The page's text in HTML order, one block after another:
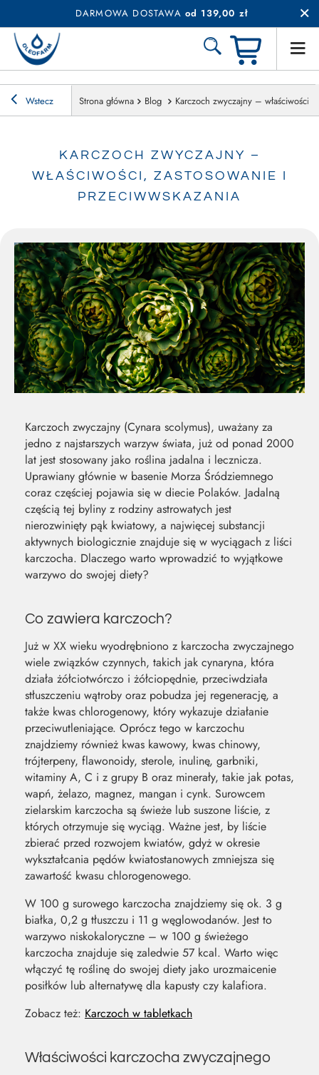
DARMOWA DOSTAWA od 139,00 zł
Wstecz Strona główna Blog Karczoch zwyczajny – właściwości,
KARCZOCH ZWYCZAJNY –
WŁAŚCIWOŚCI, ZASTOSOWANIE I
PRZECIWWSKAZANIA
Karczoch zwyczajny (Cynara scolymus), uważany za
jedno z najstarszych warzyw świata, już od ponad 2000
lat jest stosowany jako roślina jadalna i lecznicza.
Uprawiany głównie w basenie Morza Śródziemnego
coraz częściej pojawia się w diecie Polaków. Jadalną
częścią tej byliny z rodziny astrowatych jest
nierozwinięty pąk kwiatowy, a najwięcej substancji
aktywnych biologicznie znajduje się w wyciągach z liści
karczocha. Dlaczego warto wprowadzić to wyjątkowe
warzywo do swojej diety?
Co zawiera karczoch?
Już w XX wieku wyodrębniono z karczocha zwyczajnego
wiele związków czynnych, takich jak cynaryna, która
działa żółciotwórczo i żółciopędnie, przeciwdziała
stłuszczeniu wątroby oraz pobudza jej regenerację, a
także kwas chlorogenowy, który wykazuje działanie
przeciwutleniające. Oprócz tego w karczochu
znajdziemy również kwas kawowy, kwas chinowy,
trójterpeny, flawonoidy, sterole, inulinę, garbniki,
witaminy A, C i z grupy B oraz minerały, takie jak potas,
wapń, żelazo, magnez, mangan i cynk. Surowcem
zielarskim karczocha są świeże lub suszone liście, z
których otrzymuje się wyciąg. Ważne jest, by liście
zbierać przed rozwojem kwiatów, gdyż w okresie
wykształcania pędów kwiatostanowych zmniejsza się
zawartość kwasu chlorogenowego.
W 100 g surowego karczocha znajdziemy się ok. 3 g
białka, 0,2 g tłuszczu i 11 g węglowodanów. Jest to
warzywo niskokaloryczne – w 100 g świeżego
karczocha znajduje się zaledwie 57 kcal. Warto więc
włączyć tę roślinę do swojej diety jako urozmaicenie
posiłków lub alternatywę dla kapusty czy kalafiora.
Zobacz też: Karczoch w tabletkach
Właściwości karczocha zwyczajnego